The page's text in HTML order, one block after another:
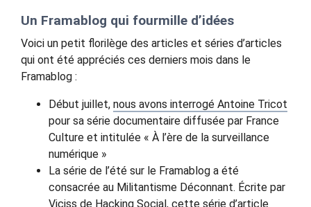
Un Framablog qui fourmille d’idées
Voici un petit florilège des articles et séries d’articles
qui ont été appréciés ces derniers mois dans le
Framablog :
Début juillet, nous avons interrogé Antoine Tricot
pour sa série documentaire diffusée par France
Culture et intitulée « À l’ère de la surveillance
numérique »
La série de l’été sur le Framablog a été
consacrée au Militantisme Déconnant. Écrite par
Viciss de Hacking Social, cette série d’article